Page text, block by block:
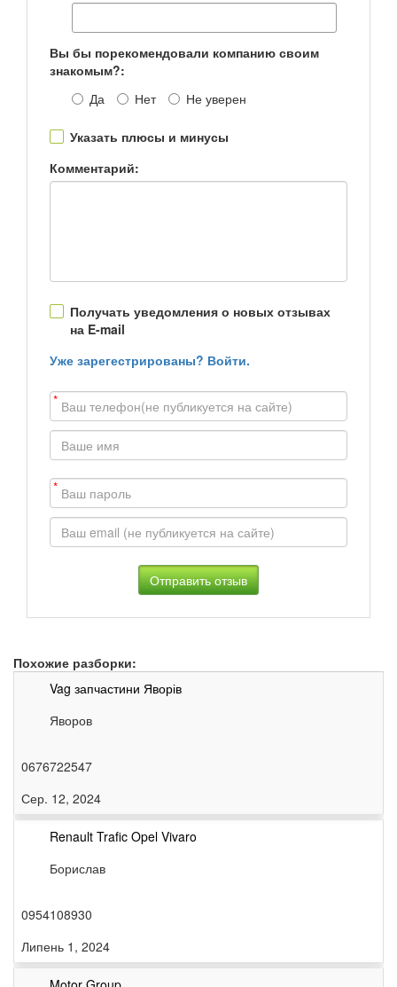
Вы бы порекомендовали компанию своим
знакомым?:
Да
Нет Не уверен
Указать плюсы и минусы
Комментарий:
Получать уведомления о новых отзывах
на E-mail
Уже зарегестрированы? Войти.
*
*
Похожие разборки:
Vag запчастини Яворів
Яворов
0676722547
Сер. 12, 2024
Renault Trafic Opel Vivaro
Борислав
0954108930
Липень 1, 2024